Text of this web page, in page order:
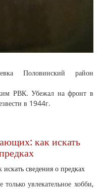
Половинский район
РВК. Убежал на фронт в
в 1944г.
как искать
увлекательное хобби,